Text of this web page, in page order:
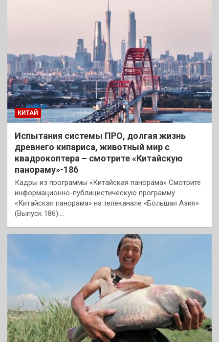
КИТАЙ
Испытания системы ПРО, долгая жизнь
древнего кипариса, животный мир с
квадрокоптера – смотрите «Китайскую
панораму»-186
Кадры из программы «Китайская панорама» Смотрите
информационно-публицистическую программу
«Китайская панорама» на телеканале «Большая Азия»
(Выпуск 186):…